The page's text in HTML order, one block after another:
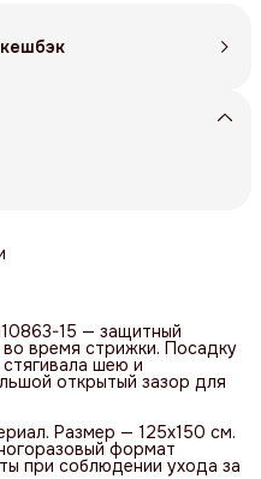
15 — защитный
время стрижки. Посадку
шею и
открытый зазор для
Размер — 125х150 см.
формат
при соблюдении ухода за